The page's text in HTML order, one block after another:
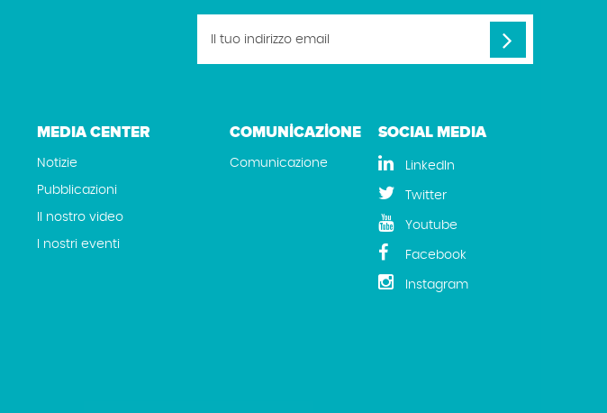
MEDIA CENTER
Notizie
Pubblicazioni
Il nostro video
I nostri eventi
COMUNİCAZİONE
Comunicazione
SOCIAL MEDIA
LinkedIn
Twitter
Youtube
Facebook
Instagram